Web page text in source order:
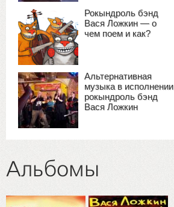
Рокындроль бэнд
Вася Ложкин — о
чем поем и как?
Альтернативная
музыка в исполнении
рокындроль бэнд
Вася Ложкин
Альбомы